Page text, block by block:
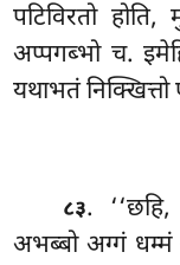
पटिविरतो होति,
अप्पगब्भो च.
यथाभतं निक्खित्तो
८३.
अभब्बो अग्गं धम्मं